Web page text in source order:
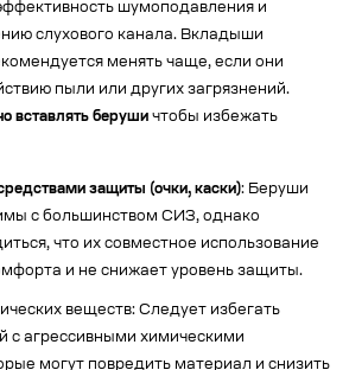
шумоподавления и
слухового канала. Вкладыши
менять чаще, если они
пыли или других загрязнений.
вставлять беруши чтобы избежать
защиты (очки, каски): Беруши
с большинством СИЗ, однако
что их совместное использование
и не снижает уровень защиты.
веществ: Следует избегать
с агрессивными химическими
могут повредить материал и снизить